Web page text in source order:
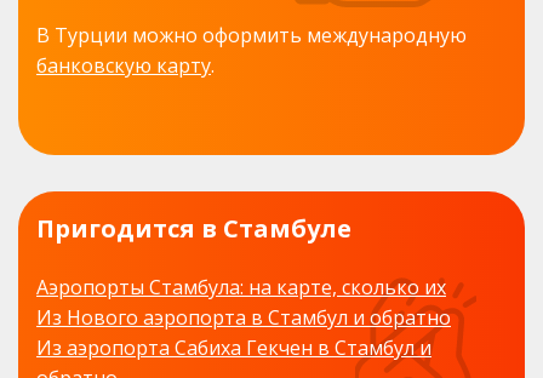
В Турции можно оформить международную
банковскую карту.
Пригодится в Стамбуле
Аэропорты Стамбула: на карте, сколько их
Из Нового аэропорта в Стамбул и обратно
Из аэропорта Сабиха Гекчен в Стамбул и